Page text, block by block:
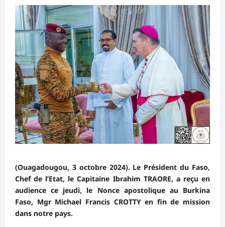
(Ouagadougou, 3 octobre 2024). Le Président du Faso,
Chef de l’Etat, le Capitaine Ibrahim TRAORE, a reçu en
audience ce jeudi, le Nonce apostolique au Burkina
Faso, Mgr Michael Francis CROTTY en fin de mission
dans notre pays.